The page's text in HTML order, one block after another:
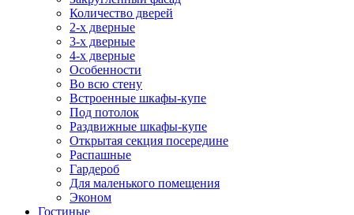
Количество дверей
2-х дверные
3-х дверные
4-х дверные
Особенности
Во всю стену
Встроенные шкафы-купе
Под потолок
Раздвижные шкафы-купе
Открытая секция посередине
Распашные
Гардероб
Для маленького помещения
Эконом
Гостиные